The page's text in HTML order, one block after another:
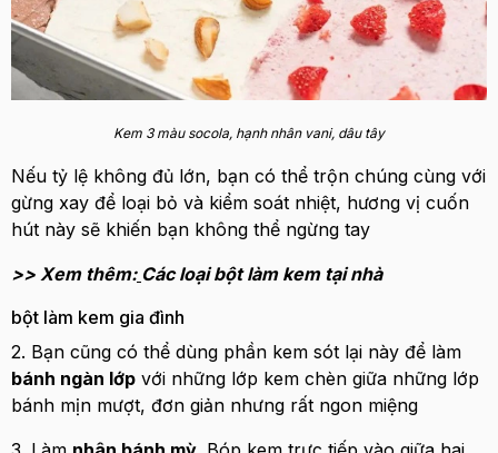
Kem 3 màu socola, hạnh nhân vani, dâu tây
Nếu tỷ lệ không đủ lớn, bạn có thể trộn chúng cùng với
gừng xay để loại bỏ và kiểm soát nhiệt, hương vị cuốn
hút này sẽ khiến bạn không thể ngừng tay
>> Xem thêm: Các loại bột làm kem tại nhà
bột làm kem gia đình
2. Bạn cũng có thể dùng phần kem sót lại này để làm
bánh ngàn lớp với những lớp kem chèn giữa những lớp
bánh mịn mượt, đơn giản nhưng rất ngon miệng